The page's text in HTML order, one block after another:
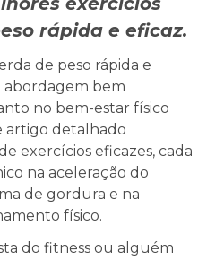
rápida e eficaz.
de peso rápida e
bem
no bem-estar físico
artigo detalhado
exercícios eficazes, cada
na aceleração do
de gordura e na
físico.
do fitness ou alguém